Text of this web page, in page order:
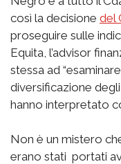
così la decisione del
proseguire sulle
Equita, l’advisor
stessa ad
diversificazione
hanno interpretato
Non è un mistero
erano stati portati